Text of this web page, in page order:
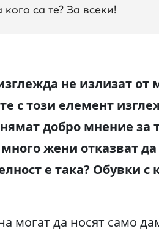
са те? За всеки!
не излизат от
с този елемент
добро мнение за
жени отказват
е така? Обувки с
могат да носят само